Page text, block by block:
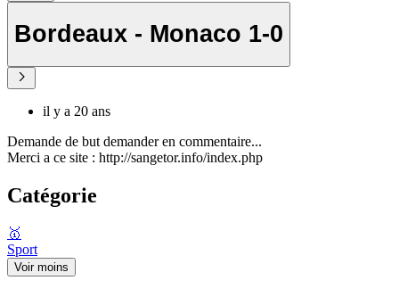
Bordeaux - Monaco 1-0
il y a 20 ans
Demande de but demander en commentaire...
Merci a ce site : http://sangetor.info/index.php
Catégorie
🥇
Sport
Voir moins